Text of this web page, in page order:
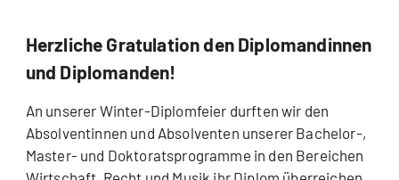
Herzliche Gratulation den Diplomandinnen
und Diplomanden!
An unserer Winter-Diplomfeier durften wir den
Absolventinnen und Absolventen unserer Bachelor-,
Master- und Doktoratsprogramme in den Bereichen